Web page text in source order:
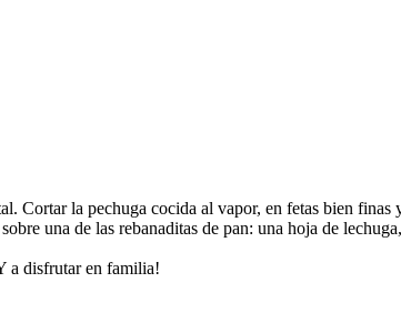
Cortar la pechuga cocida al vapor, en fetas bien finas
una de las rebanaditas de pan: una hoja de
a disfrutar en familia!